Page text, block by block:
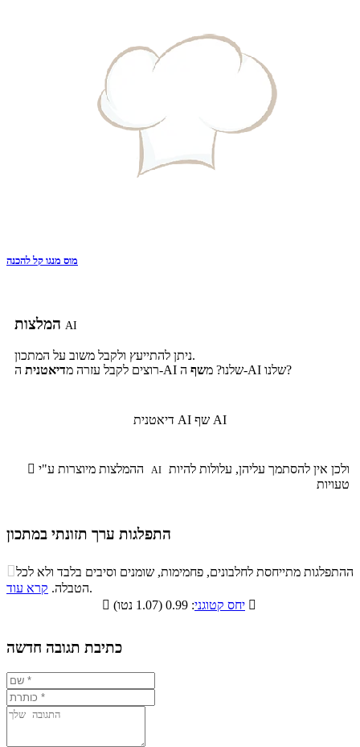
מוס מנגו קל להכנה
AI
ניתן להתייעץ ולקבל משוב על המתכון.
רוצים לקבל עזרה מדיאטנית ה-AI שלנו? משף ה-AI שלנו?
דיאטנית AI שף AI
 AI
טעויות
התפלגות ערך תזונתי במתכון
התפלגות ערך תזונתי במתכון
סיבים
תזונתיים
שומנים חלבונים
11.5% 36.9%
ההתפלגות מתייחסת לחלבונים, פחמימות, שומנים וסיבים בלבד ולא לכל
הטבלה. קרא עוד
.

יחס קטוגני 
כתיבת תגובה חדשה